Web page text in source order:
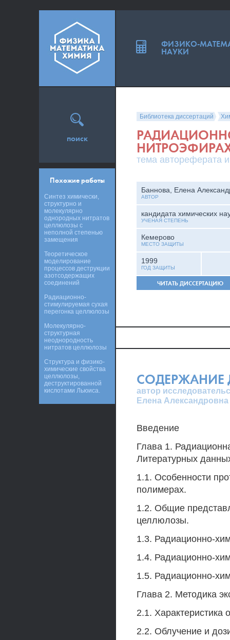
Библиотека диссертаций
тема автореферата
Баннова, Елена
АВТОР
кандидата химических
УЧЕНАЯ СТЕПЕНЬ
Кемерово
МЕСТО ЗАЩИТЫ
1999
ГОД ЗАЩИТЫ
ЧИТАТЬ ДИССЕРТАЦИЮ
СОДЕРЖАНИЕ
автор
Елена Александровна
Введение
Глава 1.
Литературных
1.1. Особенности
полимерах.
1.2. Общие
целлюлозы.
1.3. Радиационно-
1.4. Радиационно-
1.5. Радиационно-
Глава 2. Методика
2.1. Характеристика
2.2. Облучение и
поиск
Похожие работы
Синтез химически,
структурно и
молекулярно
однородных нитратов
целлюлозы с
неполной степенью
замещения
Теоретическое
моделирование
процессов деструкции
азотсодержащих
соединений
Радиационно-
стимулируемая сухая
перегонка целлюлозы
Молекулярно-
структурная
неоднородность
нитратов целлюлозы
Структура и физико-
химические свойства
целлюлозы,
деструктированной
кислотами Льюиса.
ФИЗИКО-
НАУКИ